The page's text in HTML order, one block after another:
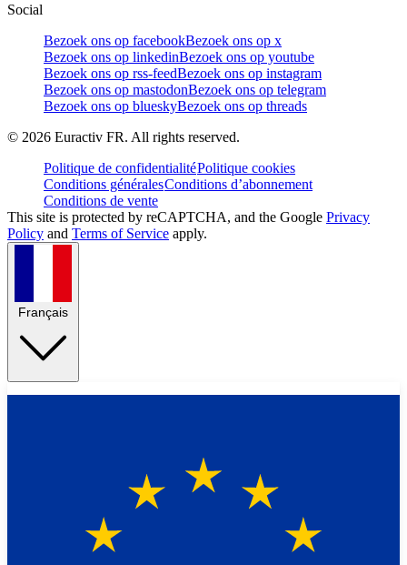
Social
Bezoek ons op facebookBezoek ons op x
Bezoek ons op linkedinBezoek ons op youtube
Bezoek ons op rss-feedBezoek ons op instagram
Bezoek ons op mastodonBezoek ons op telegram
Bezoek ons op blueskyBezoek ons op threads
© 2026 Euractiv FR. All rights reserved.
Politique de confidentialitéPolitique cookies
Conditions généralesConditions d’abonnement
Conditions de vente
This site is protected by reCAPTCHA, and the Google Privacy
Policy and Terms of Service apply.
Français